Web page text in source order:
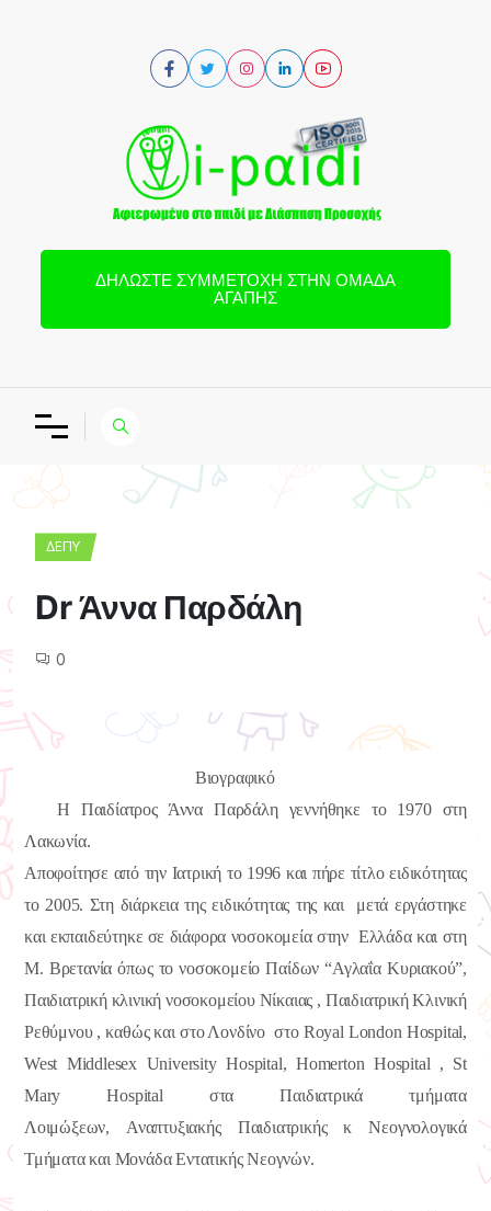
ΔΗΛΏΣΤΕ ΣΥΜΜΕΤΟΧΉ ΣΤΗΝ ΟΜΆΔΑ
ΑΓΆΠΗΣ
ΔΕΠΥ
Dr Άννα Παρδάλη
0
Βιογραφικό
Η Παιδίατρος Άννα Παρδάλη γεννήθηκε το 1970 στη
Λακωνία.
Αποφοίτησε από την Ιατρική το 1996 και πήρε τίτλο ειδικότητας
το 2005. Στη διάρκεια της ειδικότητας της και μετά εργάστηκε
και εκπαιδεύτηκε σε διάφορα νοσοκομεία στην Ελλάδα και στη
Μ. Βρετανία όπως το νοσοκομείο Παίδων “Αγλαΐα Κυριακού”,
Παιδιατρική κλινική νοσοκομείου Νίκαιας , Παιδιατρική Κλινική
Ρεθύμνου , καθώς και στο Λονδίνο στο Royal London Hospital,
West Middlesex University Hospital, Homerton Hospital , St
Mary Hospital στα Παιδιατρικά τμήματα
Λοιμώξεων, Αναπτυξιακής Παιδιατρικής κ Νεογνολογικά
Τμήματα και Μονάδα Εντατικής Νεογνών.